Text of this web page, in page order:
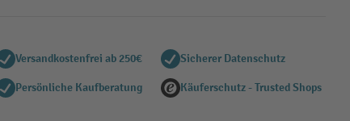
Versandkostenfrei ab 250€ Sicherer Datenschutz
Persönliche Kaufberatung Käuferschutz - Trusted Shops